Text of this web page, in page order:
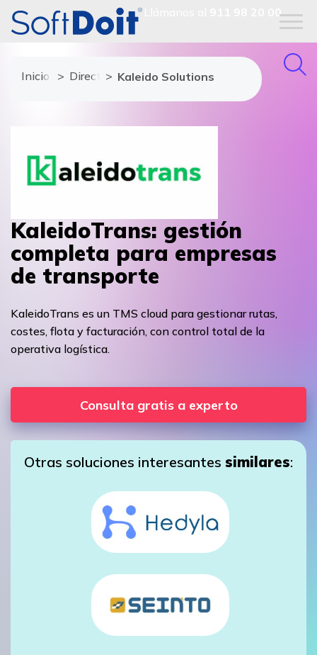
911 98 20 00
Inicio Directorio de proveedores
Kaleido Solutions
KaleidoTrans: gestión
completa para empresas
de transporte
KaleidoTrans es un TMS cloud para gestionar rutas,
costes, flota y facturación, con control total de la
operativa logística.
Consulta gratis a experto
Otras soluciones interesantes similares: